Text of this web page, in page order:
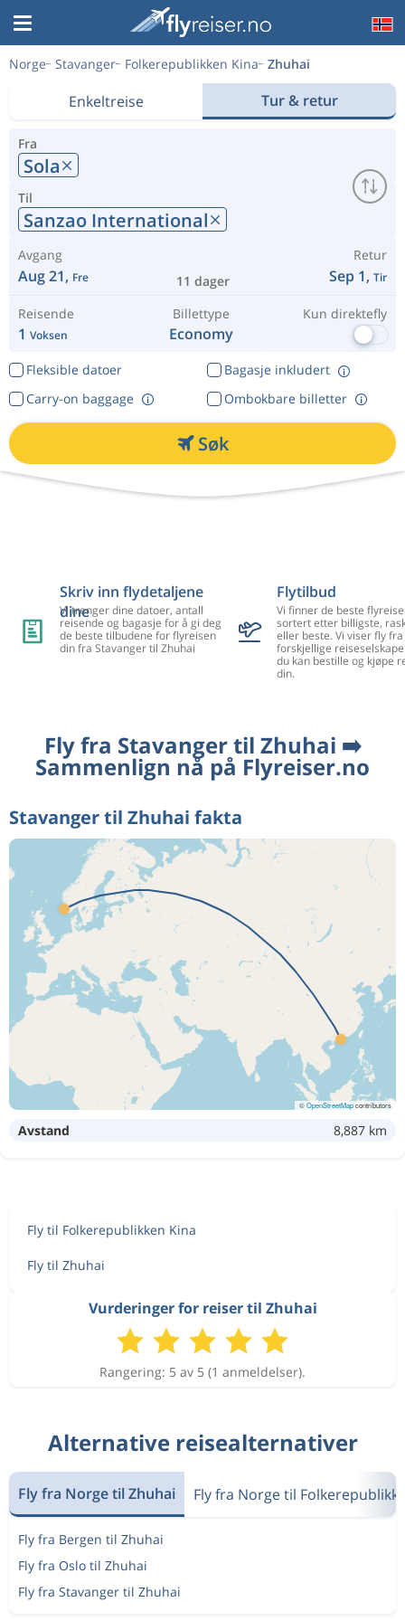
Norge Stavanger Folkerepublikken Kina Zhuhai
Enkeltreise Tur & retur
Fra
Sola
Til
Sanzao International
Avgang
Aug 21, Fre 11 dager
Retur
Sep 1, Tir
Reisende
1 Voksen
Billettype
Economy
Kun direktefly
Fleksible datoer
Bagasje inkludert
Ombokbare billetter
Carry-on baggage
Søk
Skriv inn flydetaljene
dine
Vi trenger dine datoer, antall
reisende og bagasje for å gi deg
de beste tilbudene for flyreisen
din fra Stavanger til Zhuhai
Flytilbud
Vi finner de beste
sortert etter billigste,
eller beste. Vi viser fly
forskjellige
du kan bestille og kjøpe
din.
Fly fra Stavanger til Zhuhai ➡️
Sammenlign nå på Flyreiser.no
Stavanger til Zhuhai fakta
©OpenStreetMapcontributors
Avstand 8,887 km
Fly til Folkerepublikken Kina
Fly til Zhuhai
Vurderinger for reiser til Zhuhai
Rangering: 5 av 5 (1 anmeldelser).
Alternative reisealternativer
Fly fra Norge til Zhuhai Fly fra Norge til
Fly fra Bergen til Zhuhai
Fly fra Oslo til Zhuhai
Fly fra Stavanger til Zhuhai